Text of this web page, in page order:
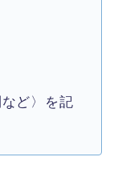
ど〉を記